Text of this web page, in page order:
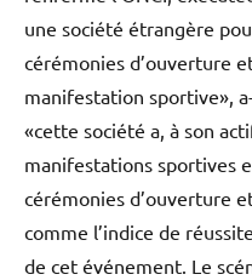
une société étrangère
cérémonies d’ouverture
manifestation sportive»,
«cette société a, à son
manifestations sportives
cérémonies d’ouverture
comme l’indice de
de cet événement. Le